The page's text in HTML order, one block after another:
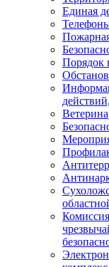
Единая
Порядок